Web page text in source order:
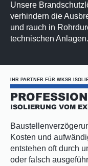
Unsere
verhindern die
und rauch in
technischen Anlagen.
IHR PARTNER FÜR WKSB
ISOLIERUNG VOM
Kosten und
entstehen oft durch
oder falsch